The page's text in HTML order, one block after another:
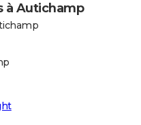
à Autichamp